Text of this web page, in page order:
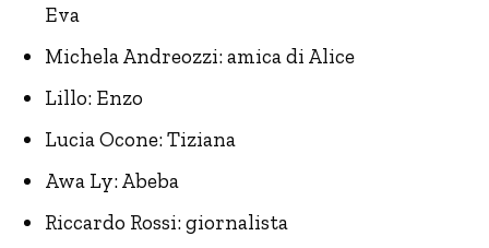
Eva
Michela Andreozzi: amica di Alice
Lillo: Enzo
Lucia Ocone: Tiziana
Awa Ly: Abeba
Riccardo Rossi: giornalista